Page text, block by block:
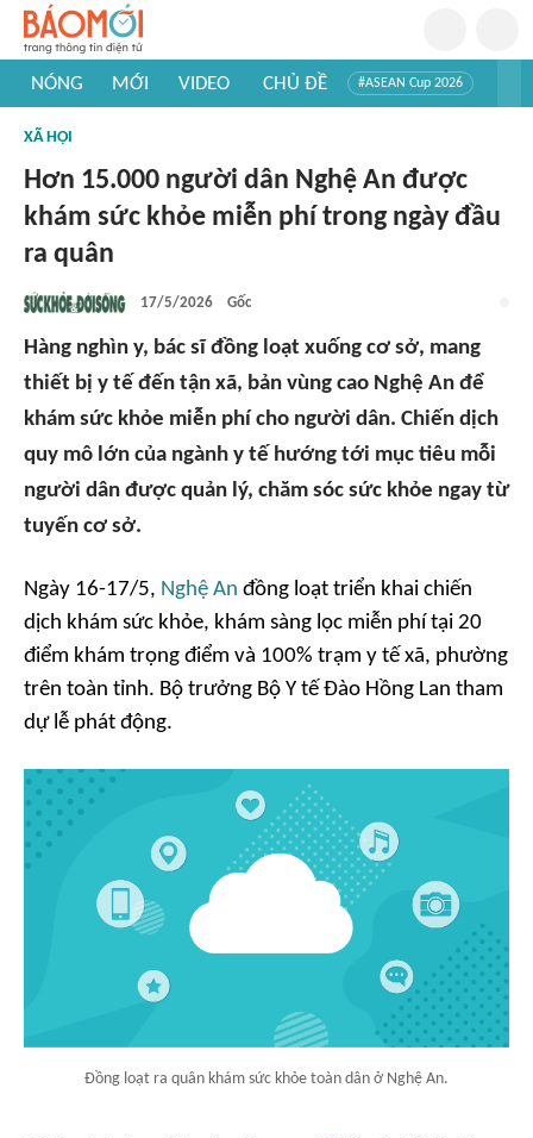
NÓNG MỚI VIDEO CHỦ ĐỀ #ASEAN Cup 2026
#Khám phá thế giới
XÃ HỘI
Hơn 15.000 người dân Nghệ An được
khám sức khỏe miễn phí trong ngày đầu
ra quân
17/5/2026 Gốc
Hàng nghìn y, bác sĩ đồng loạt xuống cơ sở, mang
thiết bị y tế đến tận xã, bản vùng cao Nghệ An để
khám sức khỏe miễn phí cho người dân. Chiến dịch
quy mô lớn của ngành y tế hướng tới mục tiêu mỗi
người dân được quản lý, chăm sóc sức khỏe ngay từ
tuyến cơ sở.
Ngày 16-17/5, Nghệ An đồng loạt triển khai chiến
dịch khám sức khỏe, khám sàng lọc miễn phí tại 20
điểm khám trọng điểm và 100% trạm y tế xã, phường
trên toàn tỉnh. Bộ trưởng Bộ Y tế Đào Hồng Lan tham
dự lễ phát động.
Đồng loạt ra quân khám sức khỏe toàn dân ở Nghệ An.